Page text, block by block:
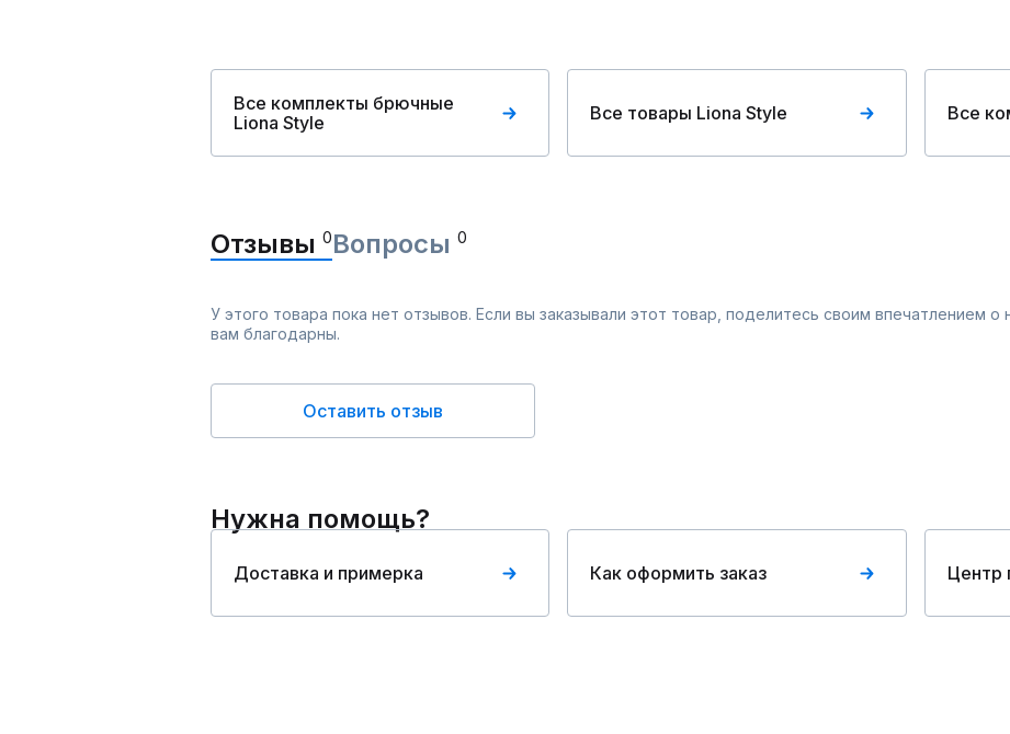
Все комплекты брючные
Liona Style
Все товары Liona Style Все
Отзывы 0Вопросы 0
У этого товара пока нет отзывов. Если вы заказывали этот товар, поделитесь своим впечатлением о
вам благодарны.
Оставить отзыв
Нужна помощь?
Доставка и примерка Как оформить заказ Центр